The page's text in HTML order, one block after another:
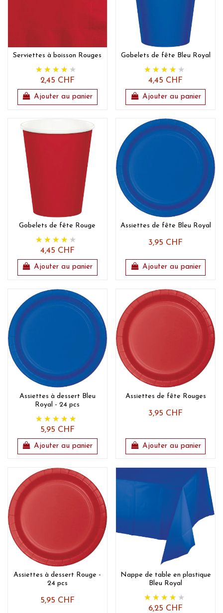
Serviettes à boisson Rouges
2,45 CHF
Ajouter au panier
Gobelets de fête Bleu Royal
4,45 CHF
Ajouter au panier
Gobelets de fête Rouge
4,45 CHF
Ajouter au panier
Assiettes de fête Bleu Royal
3,95 CHF
Ajouter au panier
Assiettes à dessert Bleu
Royal - 24 pcs
5,95 CHF
Ajouter au panier
Assiettes de fête Rouges
3,95 CHF
Ajouter au panier
Assiettes à dessert Rouge -
24 pcs
5,95 CHF
Nappe de table en plastique
Bleu Royal
6,25 CHF